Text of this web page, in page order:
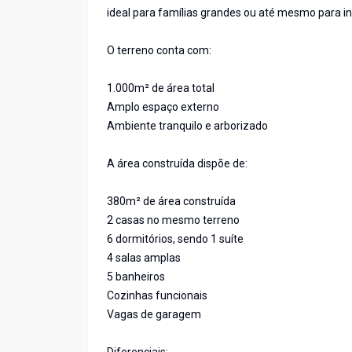
ideal para famílias grandes ou até mesmo para
O terreno conta com:
1.000m² de área total
Amplo espaço externo
Ambiente tranquilo e arborizado
A área construída dispõe de:
380m² de área construída
2 casas no mesmo terreno
6 dormitórios, sendo 1 suíte
4 salas amplas
5 banheiros
Cozinhas funcionais
Vagas de garagem